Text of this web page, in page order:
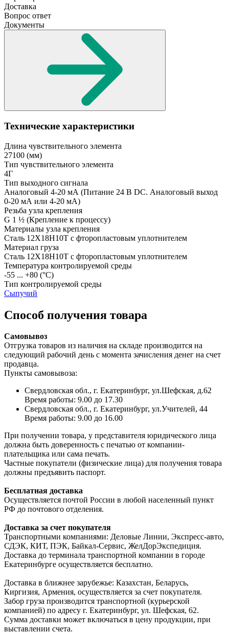
Доставка
Вопрос ответ
Документы
Технические характеристики
Длина чувствительного элемента
27100 (мм)
Тип чувствительного элемента
4Г
Тип выходного сигнала
Аналоговый 4-20 мА (Питание 24 В DC. Аналоговый выход
0-20 мА или 4-20 мА)
Резьба узла крепления
G 1 ½ (Крепление к процессу)
Материалы узла крепления
Сталь 12Х18Н10Т с фторопластовым уплотнителем
Материал груза
Сталь 12Х18Н10Т с фторопластовым уплотнителем
Температура контролируемой среды
-55 ... +80 (°С)
Тип контролируемой среды
Сыпучий
Способ получения товара
Самовывоз
Отгрузка товаров из наличия на складе производится на
следующий рабочий день с момента зачисления денег на счет
продавца.
Пункты самовывоза:
Свердловская обл., г. Екатеринбург, ул.Шефская, д.62
Время работы: 9.00 до 17.30
Свердловская обл., г. Екатеринбург, ул.Учителей, 44
Время работы: 9.00 до 16.00
При получении товара, у представителя юридического лица
должна быть доверенность с печатью от компании-
плательщика или сама печать.
Частные покупатели (физические лица) для получения товара
должны предъявить паспорт.
Бесплатная доставка
Осуществляется почтой России в любой населенный пункт
РФ до почтового отделения.
Доставка за счет покупателя
Транспортными компаниями: Деловые Линии, Экспресс-авто,
СДЭК, КИТ, ПЭК, Байкал-Сервис, ЖелДорЭкспедиция.
Доставка до терминала транспортной компании в городе
Екатеринбурге осуществляется бесплатно.
Доставка в ближнее зарубежье: Казахстан, Беларусь,
Киргизия, Армения, осуществляется за счет покупателя.
Забор груза производится транспортной (курьерской
компанией) по адресу г. Екатеринбург, ул. Шефская, 62.
Сумма доставки может включаться в цену продукции, при
выставлении счета.